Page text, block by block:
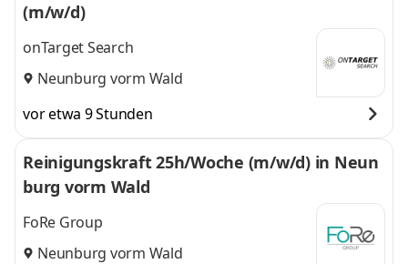
(m/w/d)
onTarget Search
Neunburg vorm Wald
vor etwa 9 Stunden
Reinigungskraft 25h/Woche (m/w/d) in Neun
burg vorm Wald
FoRe Group
Neunburg vorm Wald